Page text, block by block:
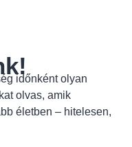
időnként olyan
olvas, amik
életben – hitelesen,